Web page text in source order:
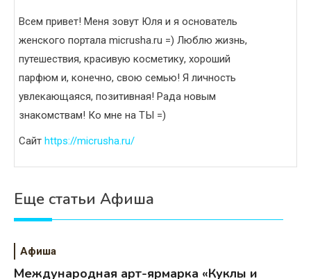
Всем привет! Меня зовут Юля и я основатель
женского портала micrusha.ru =) Люблю жизнь,
путешествия, красивую косметику, хороший
парфюм и, конечно, свою семью! Я личность
увлекающаяся, позитивная! Рада новым
знакомствам! Ко мне на ТЫ =)
Сайт https://micrusha.ru/
Еще статьи Афиша
Афиша
Международная арт-ярмарка «Куклы и